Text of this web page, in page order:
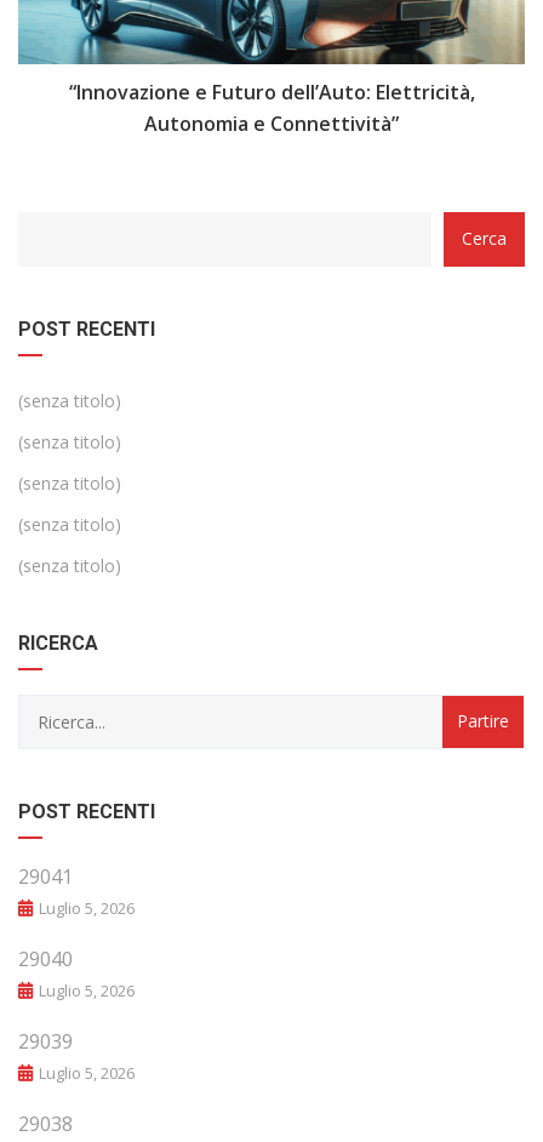
“Innovazione e Futuro dell’Auto: Elettricità,
Autonomia e Connettività”
Cerca
POST RECENTI
(senza titolo)
(senza titolo)
(senza titolo)
(senza titolo)
(senza titolo)
RICERCA
POST RECENTI
29041
Luglio 5, 2026
29040
Luglio 5, 2026
29039
Luglio 5, 2026
29038